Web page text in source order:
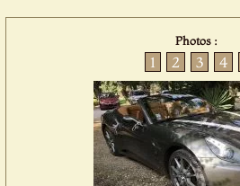
Photos :
1 2 3 4